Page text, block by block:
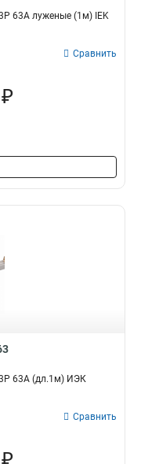
63А луженые (1м) IEK
Сравнить
63А (дл.1м) ИЭК
Сравнить